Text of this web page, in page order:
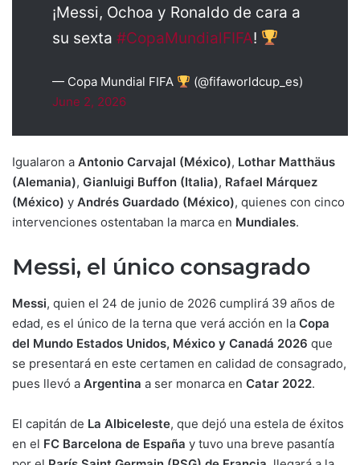
¡Messi, Ochoa y Ronaldo de cara a
su sexta #CopaMundialFIFA!
— Copa Mundial FIFA
(@fifaworldcup_es)
June 2, 2026
Igualaron a Antonio Carvajal (México), Lothar Matthäus
(Alemania), Gianluigi Buffon (Italia), Rafael Márquez
(México) y Andrés Guardado (México), quienes con cinco
intervenciones ostentaban la marca en Mundiales.
Messi, el único consagrado
Messi, quien el 24 de junio de 2026 cumplirá 39 años de
edad, es el único de la terna que verá acción en la Copa
del Mundo Estados Unidos, México y Canadá 2026 que
se presentará en este certamen en calidad de consagrado,
pues llevó a Argentina a ser monarca en Catar 2022.
El capitán de La Albiceleste, que dejó una estela de éxitos
en el FC Barcelona de España y tuvo una breve pasantía